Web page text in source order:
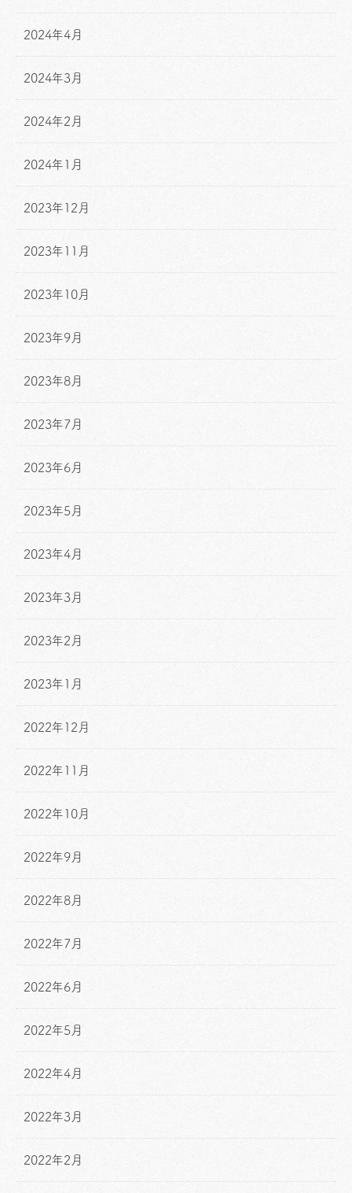
2024年4月
2024年3月
2024年2月
2024年1月
2023年12月
2023年11月
2023年10月
2023年9月
2023年8月
2023年7月
2023年6月
2023年5月
2023年4月
2023年3月
2023年2月
2023年1月
2022年12月
2022年11月
2022年10月
2022年9月
2022年8月
2022年7月
2022年6月
2022年5月
2022年4月
2022年3月
2022年2月